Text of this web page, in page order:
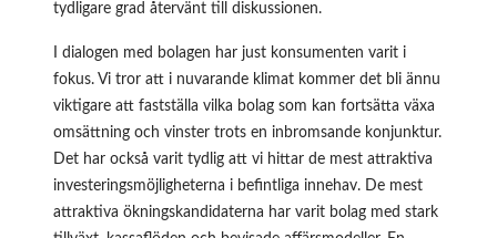
tydligare grad återvänt till diskussionen.
I dialogen med bolagen har just konsumenten varit i
fokus. Vi tror att i nuvarande klimat kommer det bli ännu
viktigare att fastställa vilka bolag som kan fortsätta växa
omsättning och vinster trots en inbromsande konjunktur.
Det har också varit tydlig att vi hittar de mest attraktiva
investeringsmöjligheterna i befintliga innehav. De mest
attraktiva ökningskandidaterna har varit bolag med stark